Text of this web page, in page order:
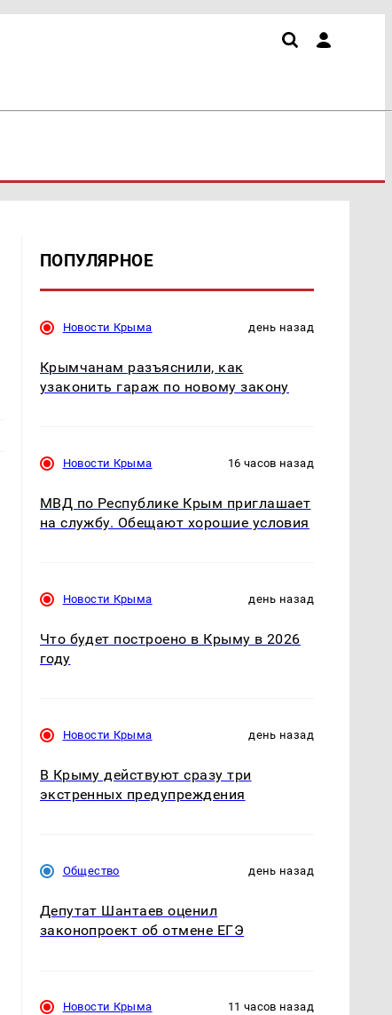
ПОПУЛЯРНОЕ
Новости Крыма день назад
Крымчанам разъяснили, как
узаконить гараж по новому закону
Новости Крыма 16 часов назад
МВД по Республике Крым приглашает
на службу. Обещают хорошие условия
Новости Крыма день назад
Что будет построено в Крыму в 2026
году
Новости Крыма день назад
В Крыму действуют сразу три
экстренных предупреждения
Общество день назад
Депутат Шантаев оценил
законопроект об отмене ЕГЭ
Новости Крыма 11 часов назад